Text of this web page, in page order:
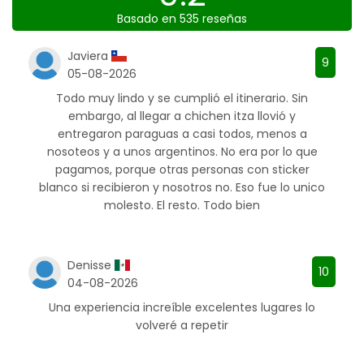
Basado en 535 reseñas
Javiera
05-08-2026
9
Todo muy lindo y se cumplió el itinerario. Sin
embargo, al llegar a chichen itza llovió y
entregaron paraguas a casi todos, menos a
nosoteos y a unos argentinos. No era por lo que
pagamos, porque otras personas con sticker
blanco si recibieron y nosotros no. Eso fue lo unico
molesto. El resto. Todo bien
Denisse
04-08-2026
10
Una experiencia increíble excelentes lugares lo
volveré a repetir